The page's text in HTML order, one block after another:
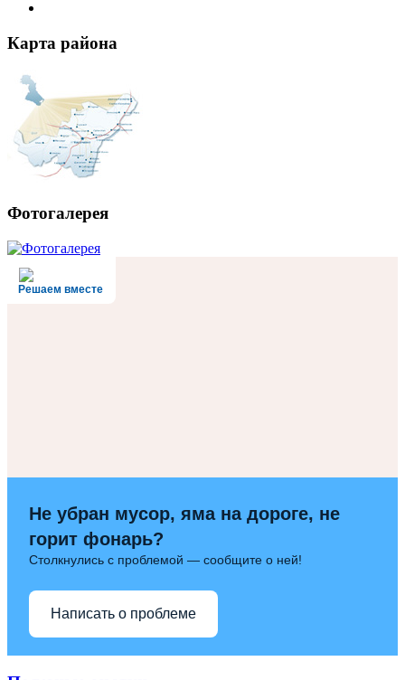
Карта района
Фотогалерея
Решаем вместе
Не убран мусор, яма на дороге, не
горит фонарь?
Столкнулись с проблемой — сообщите о ней!
Написать о проблеме